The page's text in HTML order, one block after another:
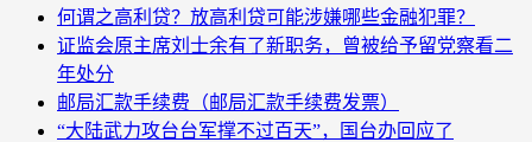
何谓之高利贷？放高利贷可能涉嫌哪些金融犯罪？
证监会原主席刘士余有了新职务，曾被给予留党察看二
年处分
邮局汇款手续费（邮局汇款手续费发票）
“大陆武力攻台台军撑不过百天”，国台办回应了